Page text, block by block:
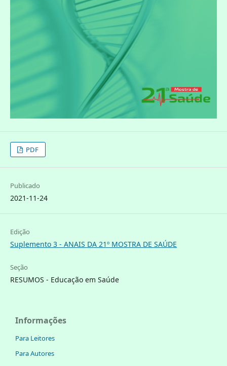
PDF
Publicado
2021-11-24
Edição
Suplemento 3 - ANAIS DA 21º MOSTRA DE SAÚDE
Seção
RESUMOS - Educação em Saúde
Informações
Para Leitores
Para Autores